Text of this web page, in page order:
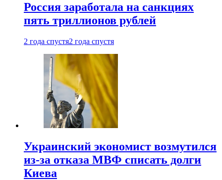
Россия заработала на санкциях
пять триллионов рублей
2 года спустя2 года спустя
Украинский экономист возмутился
из-за отказа МВФ списать долги
Киева